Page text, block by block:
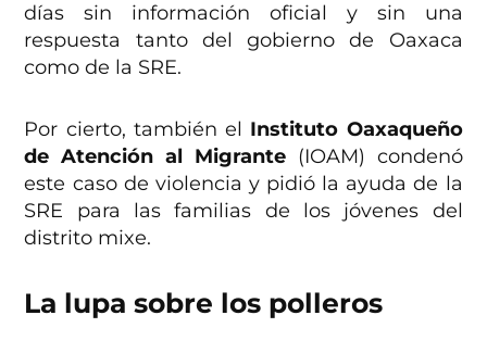
días sin información oficial y sin una
respuesta tanto del gobierno de Oaxaca
como de la SRE.
Por cierto, también el Instituto Oaxaqueño
de Atención al Migrante(IOAM) condenó
este caso de violencia y pidió la ayuda de la
SRE para las familias de los jóvenes del
distrito mixe.
La lupa sobre los polleros